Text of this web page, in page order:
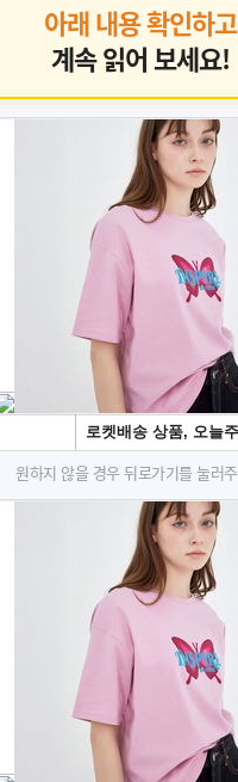
아래 내용 확인하고
계속 읽어 보세요!
원하지 않을 경우 뒤로가기를 눌러